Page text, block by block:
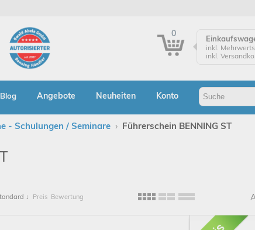
inkl.
inkl.
Zur Kasse
Bestellung
0
Konto
Neuheiten
Angebote
Blog
- Schulungen / Seminare › Führerschein BENNING ST
↓ Preis Bewertung